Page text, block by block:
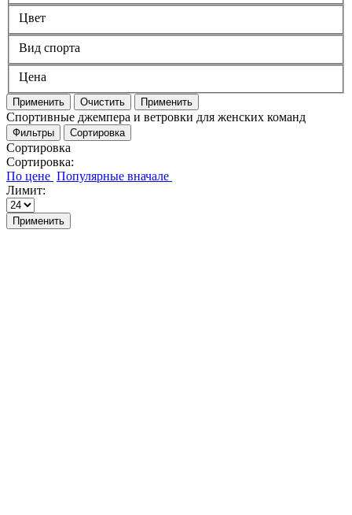
Цвет
Вид спорта
Цена
Применить Очистить Применить
Cпортивные джемпера и ветровки для женских команд
Фильтры Сортировка
Сортировка
Сортировка:
Лимит:
Применить